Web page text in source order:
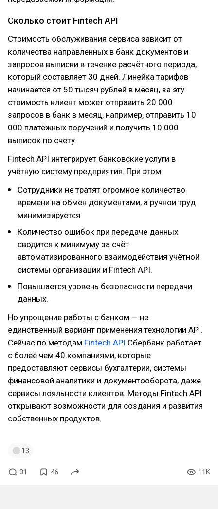
Сколько стоит Fintech API
Стоимость обслуживания сервиса зависит от
количества направленных в банк документов и
запросов выписки в течение расчётного периода,
который составляет 30 дней. Линейка тарифов
начинается от 50 тысяч рублей в месяц, за эту
стоимость клиент может отправить 20 000
запросов в банк в месяц, например, отправить 10
000 платёжных поручений и получить 10 000
выписок по счету.
Fintech API интегрирует банковские услуги в
учётную систему предприятия. При этом:
Сотрудники не тратят огромное количество
времени на обмен документами, а ручной труд
минимизируется.
Количество ошибок при передаче данных
сводится к минимуму за счёт
автоматизированного взаимодействия учётной
системы организации и Fintech API.
Повышается уровень безопасности передачи
данных.
Но упрощение работы с банком — не
единственный вариант применения технологии API.
Сейчас по методам Fintech API Сбербанк работает
с более чем 40 компаниями, которые
предоставляют сервисы бухгалтерии, системы
финансовой аналитики и документооборота, даже
сервисы лояльности клиентов. Методы Fintech API
открывают возможности для создания и развития
собственных продуктов.
13
31 46 11K